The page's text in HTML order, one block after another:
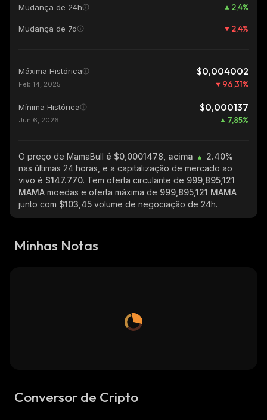
Mudança de 24h 2,4%
Mudança de 7d 2,4%
Máxima Histórica $0,004002
Feb 14, 2025 96,31%
Mínima Histórica $0,000137
Jun 6, 2026 7,85%
O preço de MamaBull é $0,0001478, acima
2.40%
nas últimas 24 horas, e a capitalização de mercado ao
vivo é $147.770. Tem oferta circulante de 999,895,121
MAMA moedas e oferta máxima de 999,895,121 MAMA
junto com $103,45 volume de negociação de 24h.
Minhas Notas
Conversor de Cripto